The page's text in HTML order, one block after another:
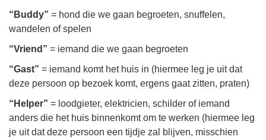
“Buddy” = hond die we gaan begroeten, snuffelen,
wandelen of spelen
“Vriend” = iemand die we gaan begroeten
“Gast” = iemand komt het huis in (hiermee leg je uit dat
deze persoon op bezoek komt, ergens gaat zitten, praten)
“Helper” = loodgieter, elektricien, schilder of iemand
anders die het huis binnenkomt om te werken (hiermee leg
je uit dat deze persoon een tijdje zal blijven, misschien